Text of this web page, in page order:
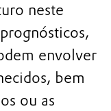
neste
envolver
bem
ou as